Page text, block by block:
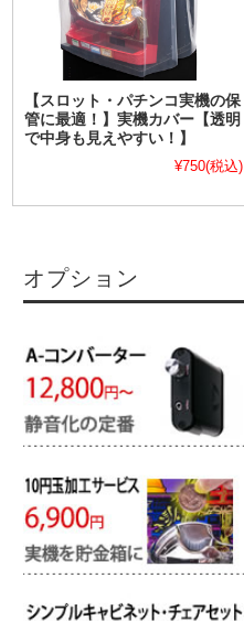
【スロット・パチンコ実機の保
管に最適！】実機カバー【透明
で中身も見えやすい！】
¥750(税込)
オプション